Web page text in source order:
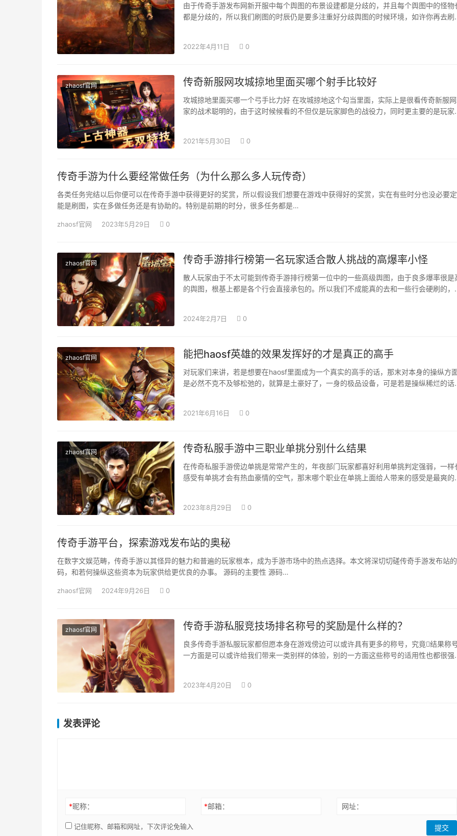
由于传奇手游发布网新开服中每个舆图的布景设建都是分歧的，并且每个舆图中的怪物
都是分歧的，所以我们刷图的时辰仍是要多注重好分歧舆图的时候环境，如许你再去刷
2022年4月11日 0
zhaosf官网 传奇新服网攻城掠地里面买哪个射手比较好
攻城掠地里面买哪一个弓手比力好 在攻城掠地这个勾当里面，实际上是很看传奇新服
家的战术聪明的，由于这时候候看的不但仅是玩家脚色的战役力，同时更主要的是玩家
2021年5月30日 0
传奇手游为什么要经常做任务（为什么那么多人玩传奇）
各类任务完结以后你便可以在传奇手游中获得更好的奖赏，所以假设我们想要在游戏中获得好的奖赏，实在有些时分也没必要
能是刷图，实在多做任务还是有协助的。特别是前期的时分，很多任务都是…
zhaosf官网 2023年5月29日 0
zhaosf官网 传奇手游排行榜第一名玩家适合散人挑战的高爆率小怪
散人玩家由于不太可能到传奇手游排行榜第一位中的一些高级舆图，由于良多爆率很是
的舆图，根基上都是各个行会直接承包的。所以我们不成能真的去和一些行会硬刷的，
2024年2月7日 0
zhaosf官网 能把haosf英雄的效果发挥好的才是真正的高手
对玩家们来讲，若是想要在haosf里面成为一个真实的高手的话，那末对本身的操纵方
是必然不克不及够松弛的，就算是土豪好了，一身的极品设备，可是若是操纵稀烂的话
2021年6月16日 0
zhaosf官网 传奇私服手游中三职业单挑分别什么结果
在传奇私服手游傍边单挑是常常产生的，年夜部门玩家都喜好利用单挑判定强弱，一样
感受有单挑才会有热血豪情的空气，那末哪个职业在单挑上面给人带来的感受是最爽的
2023年8月29日 0
传奇手游平台，探索游戏发布站的奥秘
在数字文娱范畴，传奇手游以其怪异的魅力和普遍的玩家根本，成为手游市场中的热点选择。本文将深切切磋传奇手游发布站
码，和若何操纵这些资本为玩家供给更优良的办事。 源码的主要性 源码…
zhaosf官网 2024年9月26日 0
zhaosf官网 传奇手游私服竞技场排名称号的奖励是什么样的？
良多传奇手游私服玩家都但愿本身在游戏傍边可以或许具有更多的称号，究竟结果称
一方面是可以或许给我们带来一类别样的体验，别的一方面这些称号的适用性也都很强
2023年4月20日 0
发表评论
*昵称： *邮箱： 网址：
记住昵称、邮箱和网址，下次评论免输入